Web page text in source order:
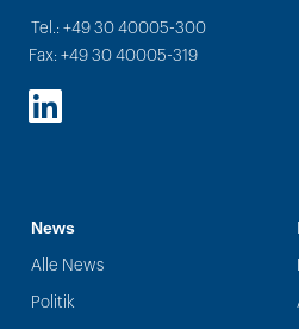
Tel.: +49 30 40005-300
Fax: +49 30 40005-319
LinkedIn
News
Alle News
Politik